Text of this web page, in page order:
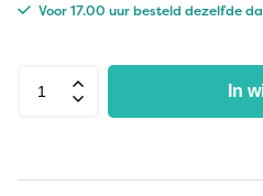
Voor 17.00 uur besteld dezelfde
In